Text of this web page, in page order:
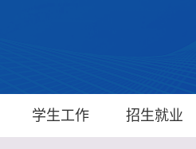
学生工作 招生就业